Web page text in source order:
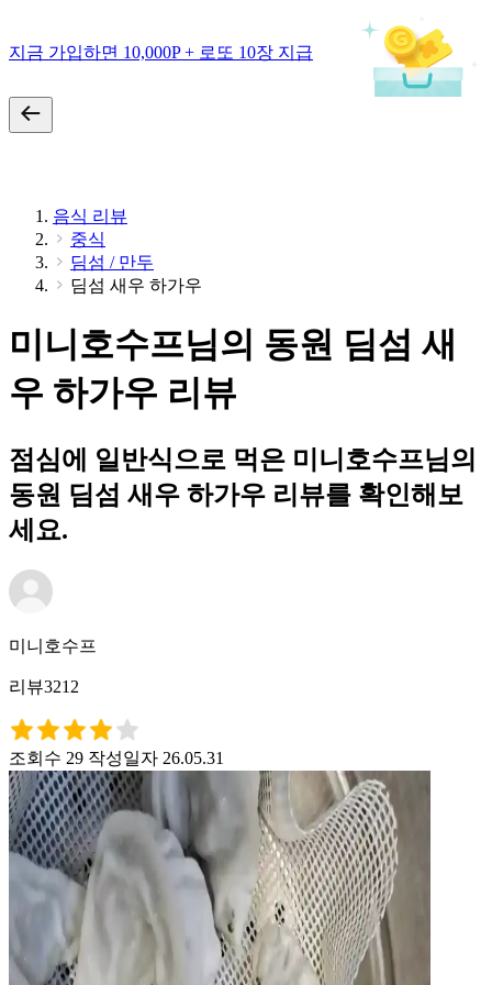
지금 가입하면 10,000P + 로또 10장 지급
음식 리뷰
중식
딤섬 / 만두
딤섬 새우 하가우
미니호수프님의 동원 딤섬 새
우 하가우 리뷰
점심에 일반식으로 먹은 미니호수프님의
동원 딤섬 새우 하가우 리뷰를 확인해보
세요.
미니호수프
리뷰3212
조회수 29 작성일자 26.05.31